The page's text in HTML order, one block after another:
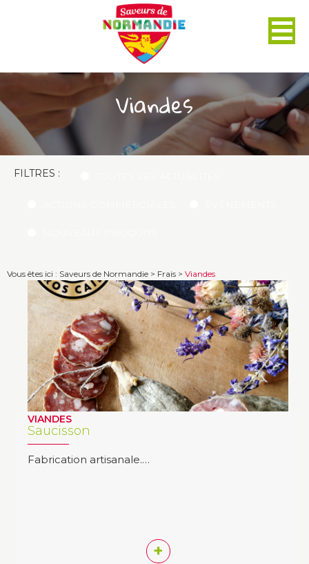
Viandes
FILTRES :
Vous êtes ici : Saveurs de Normandie > Frais > Viandes
VIANDES
Saucisson
Fabrication artisanale.…
+
Panneau de gestion des cookies